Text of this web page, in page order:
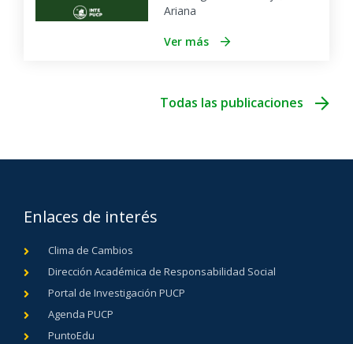
Ariana
Ver más
Todas las publicaciones
Enlaces de interés
Clima de Cambios
Dirección Académica de Responsabilidad Social
Portal de Investigación PUCP
Agenda PUCP
PuntoEdu